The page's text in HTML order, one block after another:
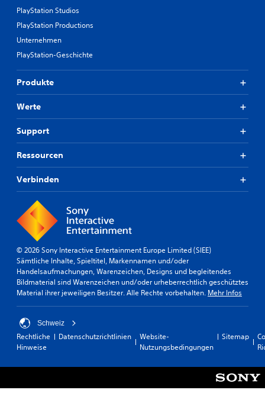
PlayStation Studios
PlayStation Productions
Unternehmen
PlayStation-Geschichte
Produkte
Werte
Support
Ressourcen
Verbinden
© 2026 Sony Interactive Entertainment Europe Limited (SIEE)
Sämtliche Inhalte, Spieltitel, Markennamen und/oder
Handelsaufmachungen, Warenzeichen, Designs und begleitendes
Bildmaterial sind Warenzeichen und/oder urheberrechtlich geschütztes
Material ihrer jeweiligen Besitzer. Alle Rechte vorbehalten. Mehr Infos
Schweiz
Rechtliche
Hinweise
Datenschutzrichtlinien
Website-
Nutzungsbedingungen
Sitemap